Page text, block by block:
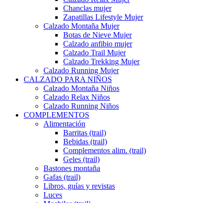
Chanclas mujer
Zapatillas Lifestyle Mujer
Calzado Montaña Mujer
Botas de Nieve Mujer
Calzado anfibio mujer
Calzado Trail Mujer
Calzado Trekking Mujer
Calzado Running Mujer
CALZADO PARA NIÑOS
Calzado Montaña Niños
Calzado Relax Niños
Calzado Running Niños
COMPLEMENTOS
Alimentación
Barritas (trail)
Bebidas (trail)
Complementos alim. (trail)
Geles (trail)
Bastones montaña
Gafas (trail)
Libros, guías y revistas
Luces